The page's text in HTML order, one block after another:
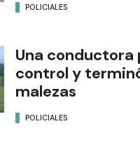
POLICIALES
Una conductora
control y
malezas
POLICIALES